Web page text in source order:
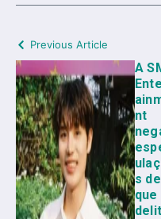
Previous Article
A
nt
s de
que